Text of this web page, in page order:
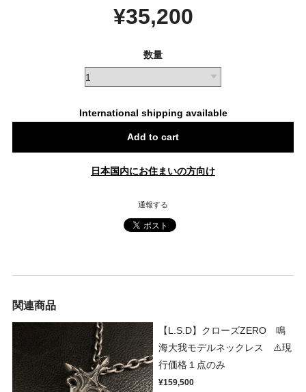
¥35,200
数量
International shipping available
Add to cart
日本国内にお住まいの方向け
通報する
関連商品
【L.S.D】クローズZERO 鳴
海大我モデルネックレス ⚠️現
行価格１点のみ
¥159,500